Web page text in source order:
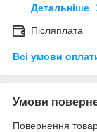
Детальніше
Післяплата
Всі умови
Умови
Повернення